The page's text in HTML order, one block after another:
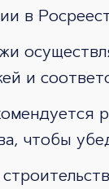
в
и
чтобы